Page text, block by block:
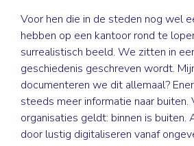
Voor hen die in de steden nog wel
hebben op een kantoor rond te
surrealistisch beeld. We zitten in
geschiedenis geschreven wordt.
documenteren we dit allemaal?
steeds meer informatie naar buiten.
organisaties geldt: binnen is buiten.
door lustig digitaliseren vanaf